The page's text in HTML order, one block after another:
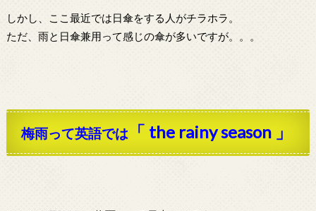
しかし、ここ最近では日傘をする人がチラホラ。
ただ、雨と日傘兼用って感じの傘が多いですが。。。
梅雨って英語では 「 the rainy season 」